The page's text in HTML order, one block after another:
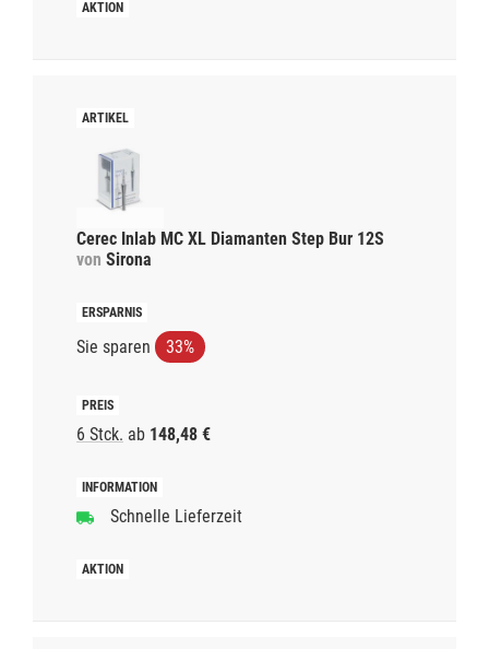
Cerec Inlab MC XL Diamanten Step Bur 12S
von Sirona
Sie sparen 33%
6 Stck. ab 148,48 €
Schnelle Lieferzeit